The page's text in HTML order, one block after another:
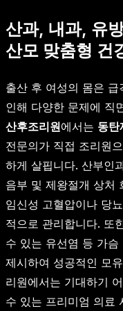
산과, 내과, 유
산모 맞춤형 건
출산 후 여성의 몸은
인해 다양한 문제에 직
산후조리원에서는 동탄
전문의가 직접 조리원
하게 살핍니다. 산부인
음부 및 제왕절개 상처
임신성 고혈압이나 당
적으로 관리합니다. 또
수 있는 유선염 등 가
제시하여 성공적인 모
리원에서는 기대하기
수 있는 프리미엄 의료